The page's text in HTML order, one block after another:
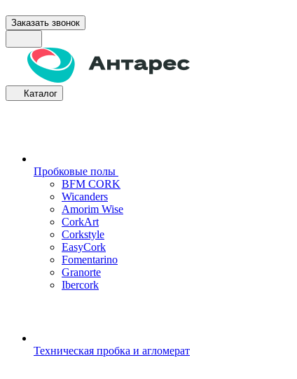
Заказать звонок
Каталог
Пробковые полы
BFM CORK
Wicanders
Amorim Wise
CorkArt
Corkstyle
EasyCork
Fomentarino
Granorte
Ibercork
Техническая пробка и агломерат